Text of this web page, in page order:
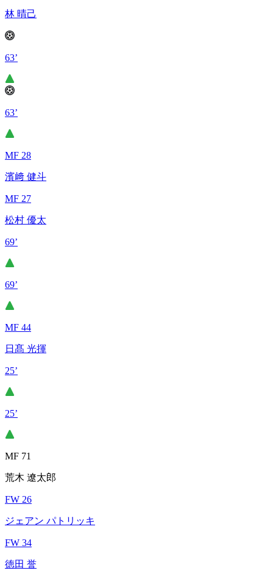
林 晴己
63’
63’
MF 28
濱﨑 健斗
MF 27
松村 優太
69’
69’
MF 44
日髙 光揮
25’
25’
MF 71
荒木 遼太郎
FW 26
ジェアン パトリッキ
FW 34
徳田 誉